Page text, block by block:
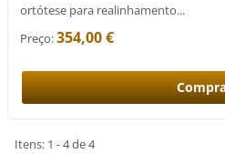
ortótese para realinhamento...
Preço:354,00 €
Itens: 1 - 4 de 4